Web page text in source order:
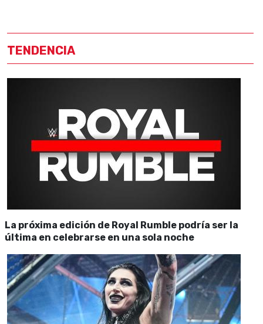
TENDENCIA
La próxima edición de Royal Rumble podría ser la
última en celebrarse en una sola noche